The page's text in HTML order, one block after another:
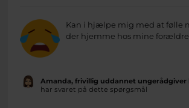
Kan i hjælpe mig med at følle
der hjemme hos mine forældre
Amanda, frivillig uddannet ungerådgiver
har svaret på dette spørgsmål